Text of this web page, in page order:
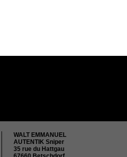
WALT EMMANUEL
AUTENTIK Sniper
35 rue du Hattgau